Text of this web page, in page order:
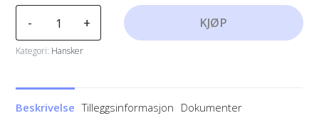
-
Nitrilhanske
gjenbrukbar
+ KJØP
Kategori: Hansker
Beskrivelse Tilleggsinformasjon Dokumenter